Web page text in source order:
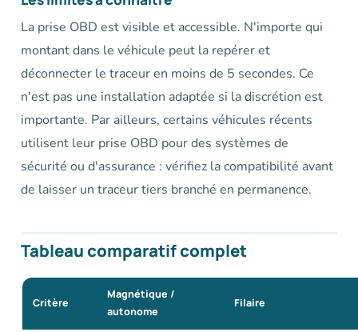
La prise OBD est visible et accessible. N'importe qui
montant dans le véhicule peut la repérer et
déconnecter le traceur en moins de 5 secondes. Ce
n'est pas une installation adaptée si la discrétion est
importante. Par ailleurs, certains véhicules récents
utilisent leur prise OBD pour des systèmes de
sécurité ou d'assurance : vérifiez la compatibilité avant
de laisser un traceur tiers branché en permanence.
Tableau comparatif complet
Critère
Magnétique /
autonome
Filaire